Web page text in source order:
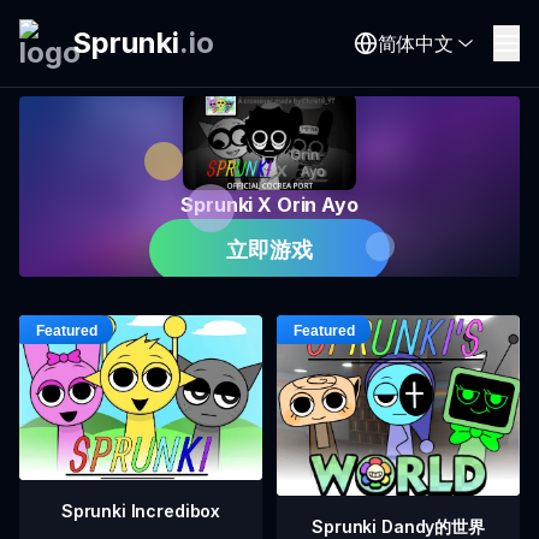
Sprunki.io 简体中文
Sprunki X Orin Ayo
立即游戏
Sprunki Incredibox
Sprunki Dandy的世界